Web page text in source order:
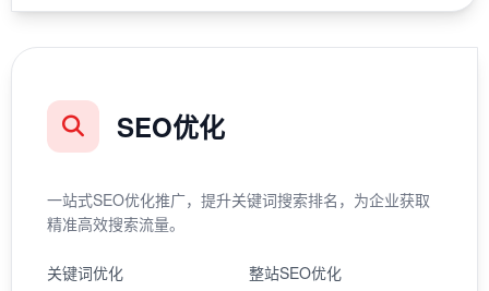
SEO优化
一站式SEO优化推广，提升关键词搜索排名，为企业获取
精准高效搜索流量。
关键词优化
整站SEO优化